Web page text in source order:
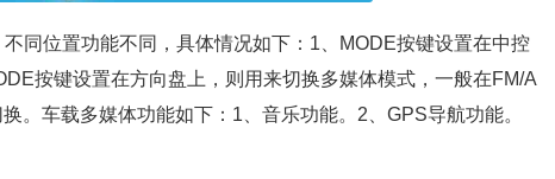
同位置功能不同，具体情况如下：1、MODE按键设置在中控
按键设置在方向盘上，则用来切换多媒体模式，一般在FM/A
。车载多媒体功能如下：1、音乐功能。2、GPS导航功能。